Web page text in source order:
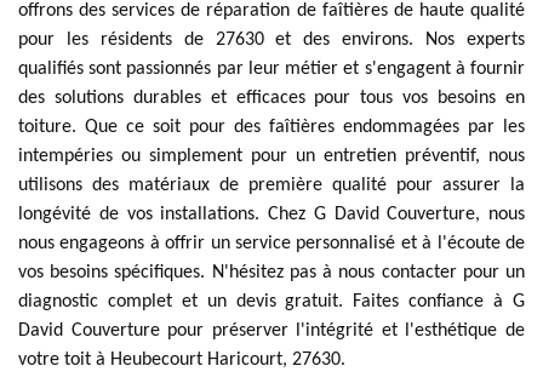
offrons des services de réparation de faîtières de haute qualité
pour les résidents de 27630 et des environs. Nos experts
qualifiés sont passionnés par leur métier et s'engagent à fournir
des solutions durables et efficaces pour tous vos besoins en
toiture. Que ce soit pour des faîtières endommagées par les
intempéries ou simplement pour un entretien préventif, nous
utilisons des matériaux de première qualité pour assurer la
longévité de vos installations. Chez G David Couverture, nous
nous engageons à offrir un service personnalisé et à l'écoute de
vos besoins spécifiques. N'hésitez pas à nous contacter pour un
diagnostic complet et un devis gratuit. Faites confiance à G
David Couverture pour préserver l'intégrité et l'esthétique de
votre toit à Heubecourt Haricourt, 27630.